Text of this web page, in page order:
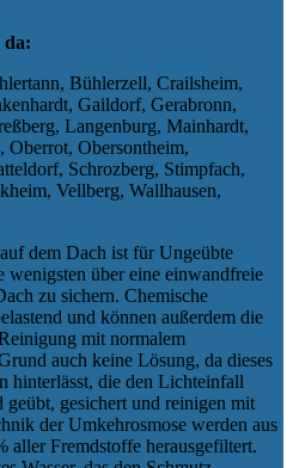
da:
Bühlerzell, Crailsheim,
Gaildorf, Gerabronn,
Langenburg, Mainhardt,
Obersontheim,
Schrozberg, Stimpfach,
Vellberg, Wallhausen,
dem Dach ist für Ungeübte
über eine einwandfreie
zu sichern. Chemische
und können außerdem die
mit normalem
auch keine Lösung, da dieses
hinterlässt, die den Lichteinfall
gesichert und reinigen mit
der Umkehrosmose werden aus
aller Fremdstoffe herausgefiltert.